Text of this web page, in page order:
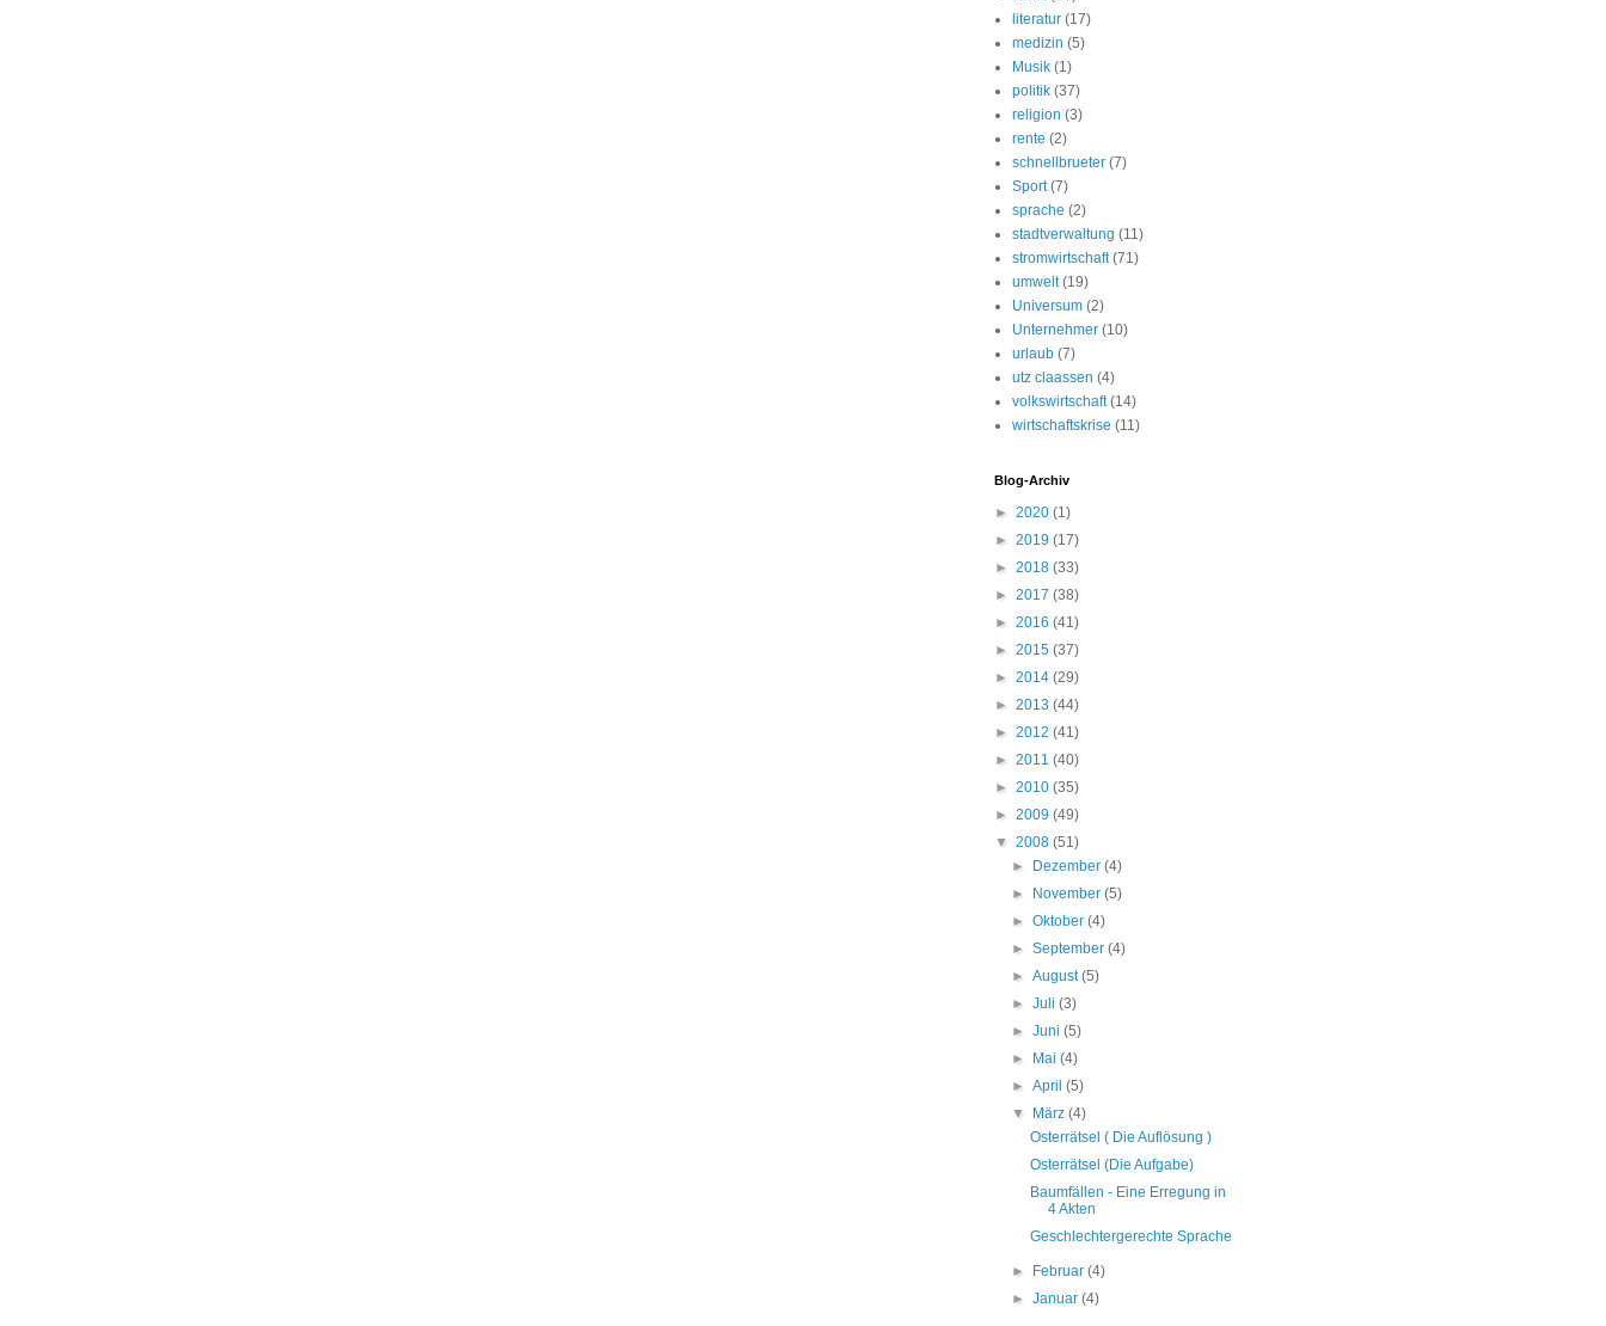
literatur (17)
medizin (5)
Musik (1)
politik (37)
religion (3)
rente (2)
schnellbrueter (7)
Sport (7)
sprache (2)
stadtverwaltung (11)
stromwirtschaft (71)
umwelt (19)
Universum (2)
Unternehmer (10)
urlaub (7)
utz claassen (4)
volkswirtschaft (14)
wirtschaftskrise (11)
Blog-Archiv
► 2020 (1)
► 2019 (17)
► 2018 (33)
► 2017 (38)
► 2016 (41)
► 2015 (37)
► 2014 (29)
► 2013 (44)
► 2012 (41)
► 2011 (40)
► 2010 (35)
► 2009 (49)
▼ 2008 (51)
►
Dezember(4)
►
November(5)
►Oktober(4)
►September(4)
►August(5)
►Juli(3)
►Juni(5)
►
Mai(4)
►April(5)
▼
März(4)
Osterrätsel ( Die Auflösung )
Osterrätsel (Die Aufgabe)
Baumfällen - Eine Erregung in
4 Akten
Geschlechtergerechte Sprache
► Februar(4)
►Januar(4)